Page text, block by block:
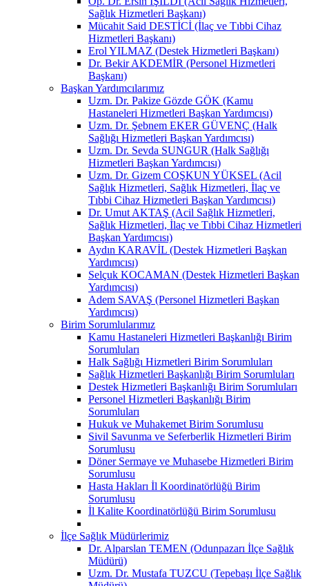
Sağlık Hizmetleri Başkanı)
Mücahit Said DESTİCİ (İlaç ve Tıbbi Cihaz
Hizmetleri Başkanı)
Erol YILMAZ (Destek Hizmetleri Başkanı)
Dr. Bekir AKDEMİR (Personel Hizmetleri
Başkanı)
Başkan Yardımcılarımız
Uzm. Dr. Pakize Gözde GÖK (Kamu
Hastaneleri Hizmetleri Başkan Yardımcısı)
Uzm. Dr. Şebnem EKER GÜVENÇ (Halk
Sağlığı Hizmetleri Başkan Yardımcısı)
Uzm. Dr. Sevda SUNGUR (Halk Sağlığı
Hizmetleri Başkan Yardımcısı)
Uzm. Dr. Gizem COŞKUN YÜKSEL (Acil
Sağlık Hizmetleri, Sağlık Hizmetleri, İlaç ve
Tıbbi Cihaz Hizmetleri Başkan Yardımcısı)
Dr. Umut AKTAŞ (Acil Sağlık Hizmetleri,
Sağlık Hizmetleri, İlaç ve Tıbbi Cihaz Hizmetleri
Başkan Yardımcısı)
Aydın KARAVİL (Destek Hizmetleri Başkan
Yardımcısı)
Selçuk KOCAMAN (Destek Hizmetleri Başkan
Yardımcısı)
Adem SAVAŞ (Personel Hizmetleri Başkan
Yardımcısı)
Birim Sorumlularımız
Kamu Hastaneleri Hizmetleri Başkanlığı Birim
Sorumluları
Halk Sağlığı Hizmetleri Birim Sorumluları
Sağlık Hizmetleri Başkanlığı Birim Sorumluları
Destek Hizmetleri Başkanlığı Birim Sorumluları
Personel Hizmetleri Başkanlığı Birim
Sorumluları
Hukuk ve Muhakemet Birim Sorumlusu
Sivil Savunma ve Seferberlik Hizmetleri Birim
Sorumlusu
Döner Sermaye ve Muhasebe Hizmetleri Birim
Sorumlusu
Hasta Hakları İl Koordinatörlüğü Birim
Sorumlusu
İl Kalite Koordinatörlüğü Birim Sorumlusu
İlçe Sağlık Müdürlerimiz
Dr. Alparslan TEMEN (Odunpazarı İlçe Sağlık
Müdürü)
Uzm. Dr. Mustafa TUZCU (Tepebaşı İlçe Sağlık